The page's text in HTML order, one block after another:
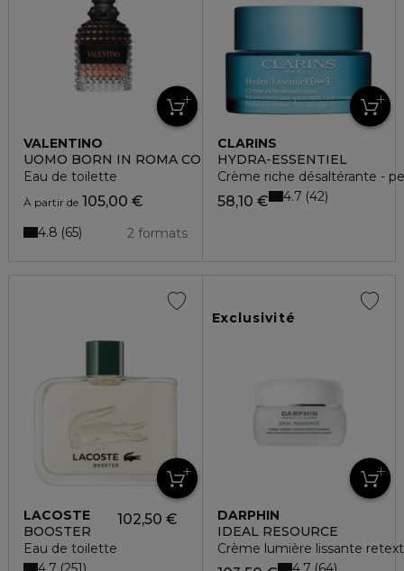
VALENTINO
UOMO BORN IN ROMA CORAL FANTASY
Eau de toilette
À partir de 105,00 €
2 formats
4.8 65
CLARINS
HYDRA-ESSENTIEL
Crème riche désaltérante -
58,10 € 4.7 42
LACOSTE
BOOSTER
Eau de toilette
102,50 €
Exclusivité
DARPHIN
IDEAL RESOURCE
Crème lumière lissante